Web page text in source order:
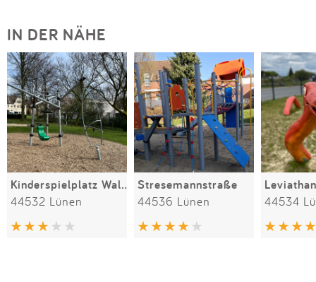
IN DER NÄHE
Kinderspielplatz Wallgang
44532 Lünen
Stresemannstraße
44536 Lünen
Leviathan
44534